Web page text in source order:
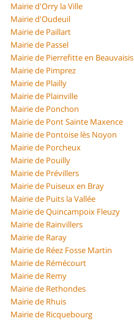
Mairie d'Orry la Ville
Mairie d'Oudeuil
Mairie de Paillart
Mairie de Passel
Mairie de Pierrefitte en Beauvaisis
Mairie de Pimprez
Mairie de Plailly
Mairie de Plainville
Mairie de Ponchon
Mairie de Pont Sainte Maxence
Mairie de Pontoise lès Noyon
Mairie de Porcheux
Mairie de Pouilly
Mairie de Prévillers
Mairie de Puiseux en Bray
Mairie de Puits la Vallée
Mairie de Quincampoix Fleuzy
Mairie de Rainvillers
Mairie de Raray
Mairie de Réez Fosse Martin
Mairie de Rémécourt
Mairie de Remy
Mairie de Rethondes
Mairie de Rhuis
Mairie de Ricquebourg